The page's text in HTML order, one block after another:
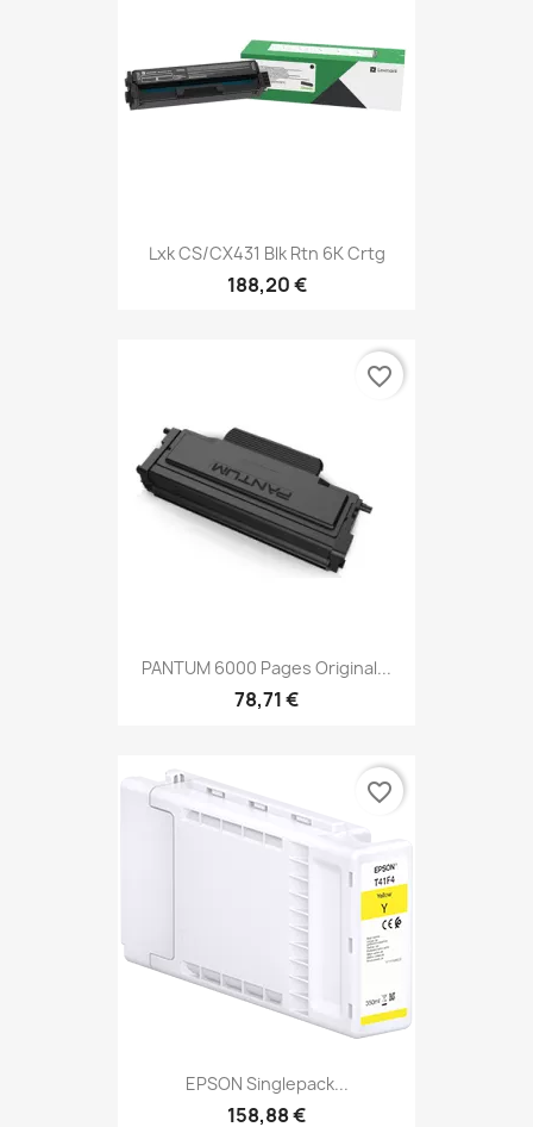
Lxk CS/CX431 Blk Rtn 6K Crtg
188,20 €
PANTUM 6000 Pages Original...
78,71 €
favorite_border
EPSON Singlepack...
158,88 €
favorite_border